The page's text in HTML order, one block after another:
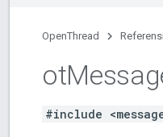
OpenThread Referensi
ot
#include